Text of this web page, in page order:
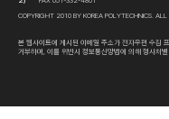
COPYRIGHT 2010 BY KOREA POLYTECHNICS. ALL
본 웹사이트에 게시된 이메일 주소가 전자우편 수집
거부하며, 이를 위반시 정보통신망법에 의해 형사처